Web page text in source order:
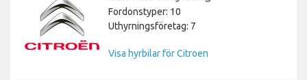
Fordonstyper: 10
Uthyrningsföretag: 7
Visa hyrbilar för Citroen